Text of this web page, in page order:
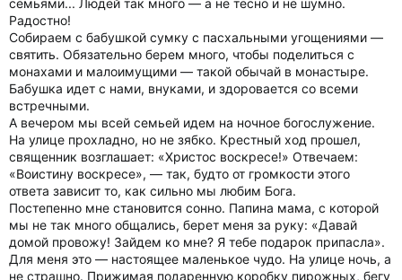
семьями... Людей так много — а не тесно и не шумно.
Радостно!
Собираем с бабушкой сумку с пасхальными угощениями —
святить. Обязательно берем много, чтобы поделиться с
монахами и малоимущими — такой обычай в монастыре.
Бабушка идет с нами, внуками, и здоровается со всеми
встречными.
А вечером мы всей семьей идем на ночное богослужение.
На улице прохладно, но не зябко. Крестный ход прошел,
священник возглашает: «Христос воскресе!» Отвечаем:
«Воистину воскресе», — так, будто от громкости этого
ответа зависит то, как сильно мы любим Бога.
Постепенно мне становится сонно. Папина мама, с которой
мы не так много общались, берет меня за руку: «Давай
домой провожу! Зайдем ко мне? Я тебе подарок припасла».
Для меня это — настоящее маленькое чудо. На улице ночь, а
не страшно. Прижимая подаренную коробку пирожных, бегу